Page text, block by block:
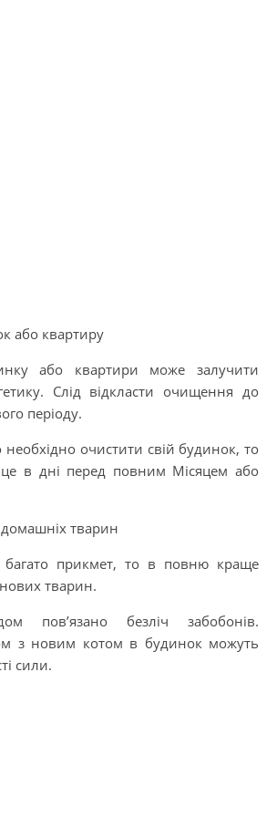
або квартиру
або квартири може залучити
Слід відкласти очищення до
періоду.
очистити свій будинок, то
в дні перед повним Місяцем або
тварин
багато прикмет, то в повню краще
тварин.
пов’язано безліч забобонів.
з новим котом в будинок можуть
сили.